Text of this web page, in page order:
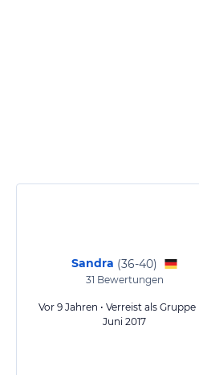
Sandra (36-40)
31 Bewertungen
Vor 9 Jahren • Verreist als Gruppe
Juni 2017